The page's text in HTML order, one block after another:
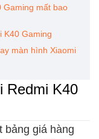
Gaming mất bao
K40 Gaming
màn hình Xiaomi
Redmi K40
bảng giá hàng